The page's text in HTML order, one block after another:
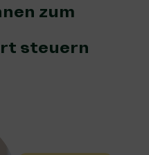
zum
steuern